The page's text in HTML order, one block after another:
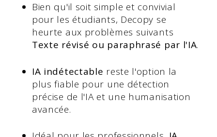
Bien qu'il soit simple et convivial
pour les étudiants, Decopy se
heurte aux problèmes suivants
Texte révisé ou paraphrasé par l'IA.
IA indétectable reste l'option la
plus fiable pour une détection
précise de l'IA et une humanisation
avancée.